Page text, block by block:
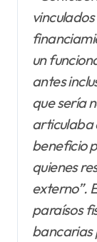
un
antes
que sería
articulaba
beneficio
quienes
externo”.
paraísos
bancarias